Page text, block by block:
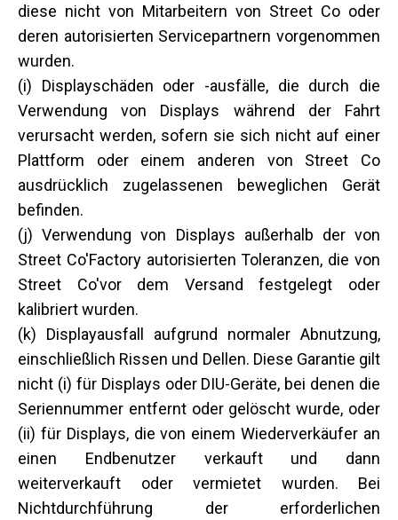
diese nicht von Mitarbeitern von Street Co oder
deren autorisierten Servicepartnern vorgenommen
wurden.
(i) Displayschäden oder -ausfälle, die durch die
Verwendung von Displays während der Fahrt
verursacht werden, sofern sie sich nicht auf einer
Plattform oder einem anderen von Street Co
ausdrücklich zugelassenen beweglichen Gerät
befinden.
(j) Verwendung von Displays außerhalb der von
Street Co'Factory autorisierten Toleranzen, die von
Street Co'vor dem Versand festgelegt oder
kalibriert wurden.
(k) Displayausfall aufgrund normaler Abnutzung,
einschließlich Rissen und Dellen. Diese Garantie gilt
nicht (i) für Displays oder DIU-Geräte, bei denen die
Seriennummer entfernt oder gelöscht wurde, oder
(ii) für Displays, die von einem Wiederverkäufer an
einen Endbenutzer verkauft und dann
weiterverkauft oder vermietet wurden. Bei
Nichtdurchführung der erforderlichen